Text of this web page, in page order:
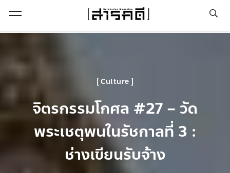
Culture
จิตรกรรมโกศล #27 – วัด
พระเชตุพนในรัชกาลที่ 3 :
ช่างเขียนรับจ้าง